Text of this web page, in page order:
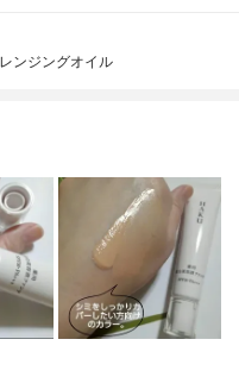
ンジングオイル